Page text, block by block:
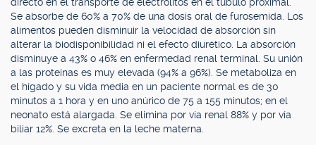
Se absorbe de 60% a 70% de una dosis oral de furosemida. Los
alimentos pueden disminuir la velocidad de absorción sin
alterar la biodisponibilidad ni el efecto diurético. La absorción
disminuye a 43% o 46% en enfermedad renal terminal. Su unión
a las proteínas es muy elevada (94% a 96%). Se metaboliza en
el hígado y su vida media en un paciente normal es de 30
minutos a 1 hora y en uno anúrico de 75 a 155 minutos; en el
neonato está alargada. Se elimina por vía renal 88% y por vía
biliar 12%. Se excreta en la leche materna.